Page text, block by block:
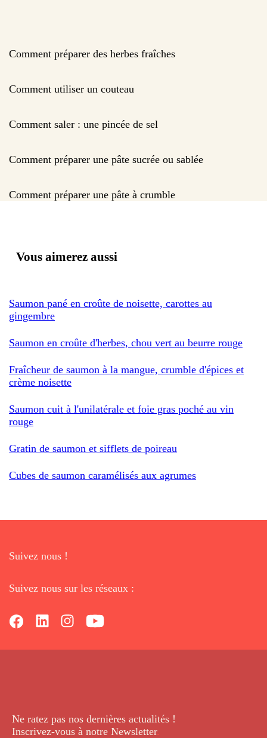
Comment préparer des herbes fraîches
Comment utiliser un couteau
Comment saler : une pincée de sel
Comment préparer une pâte sucrée ou sablée
Comment préparer une pâte à crumble
Vous aimerez aussi
Saumon pané en croûte de noisette, carottes au
gingembre
Saumon en croûte d'herbes, chou vert au beurre rouge
Fraîcheur de saumon à la mangue, crumble d'épices et
crème noisette
Saumon cuit à l'unilatérale et foie gras poché au vin
rouge
Gratin de saumon et sifflets de poireau
Cubes de saumon caramélisés aux agrumes
Suivez nous !
Suivez nous sur les réseaux :
Ne ratez pas nos dernières actualités !
Inscrivez-vous à notre Newsletter.